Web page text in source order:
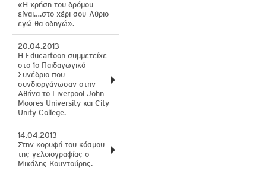
«Η χρήση του δρόμου
είναι….στο χέρι σου-Αύριο
εγώ θα οδηγώ».
20.04.2013
H Educartoon συμμετείχε
στο 1ο Παιδαγωγικό
Συνέδριο που
συνδιοργάνωσαν στην
Αθήνα το Liverpool John
Moores University και City
Unity College.
14.04.2013
Στην κορυφή του κόσμου
της γελοιογραφίας ο
Μιχάλης Κουντούρης.